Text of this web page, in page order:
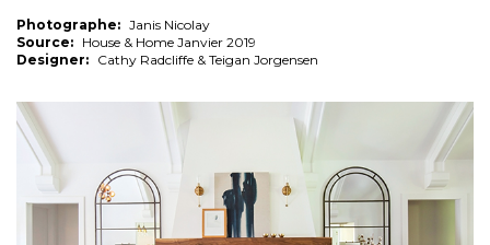
Photographe: Janis Nicolay
Source: House & Home Janvier 2019
Designer: Cathy Radcliffe & Teigan Jorgensen